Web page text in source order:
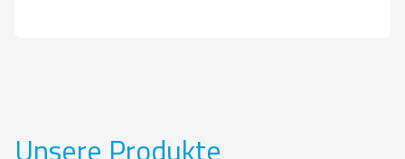
Unsere Produkte